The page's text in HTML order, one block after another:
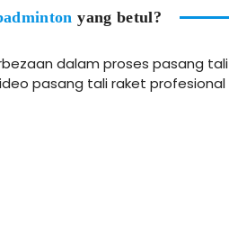
yang betul?
dalam proses pasang tali
pasang tali raket profesional